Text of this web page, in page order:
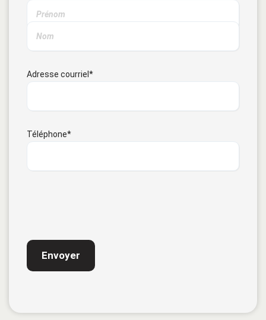
Adresse courriel *
Téléphone*